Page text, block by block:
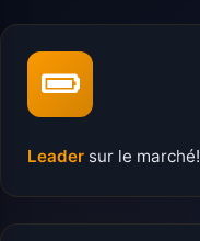
Leader sur le marché!